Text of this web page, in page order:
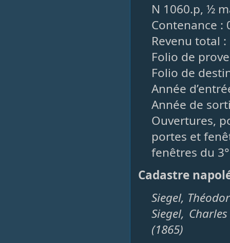
N 1060.p, ½
Contenance :
Revenu total
Folio de
Folio de
Année
Année de
Ouvertures,
portes et
fenêtres du
Cadastre
Siegel,
Siegel,
(1865)